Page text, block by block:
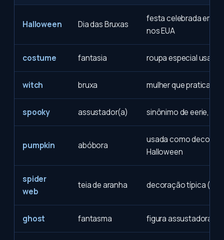
Halloween Dia das Bruxas
festa celebrada em
nos EUA
costume fantasia roupa especial usada
witch bruxa mulher que pratica
spooky assustador(a) sinônimo de eerie,
pumpkin abóbora
usada como
Halloween
spider
web
teia de aranha decoração típica
ghost fantasma figura assustadora